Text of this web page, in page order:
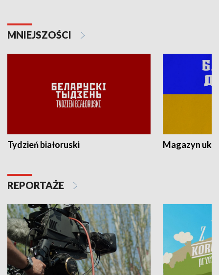
MNIEJSZOŚCI
Tydzień białoruski Magazyn
REPORTAŻE